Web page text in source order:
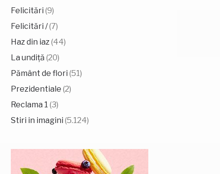
Felicitări (9)
Felicitări /(7)
Haz din iaz (44)
La undiță (20)
Pământ de flori (51)
Prezidentiale (2)
Reclama 1 (3)
Stiri in imagini (5.124)